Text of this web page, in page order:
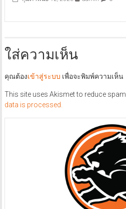
ใส่ความเห็น
คุณต้องเข้าสู่ระบบ เพื่อจะพิมพ์ความเห็น
This site uses Akismet to reduce spam.
data is processed.